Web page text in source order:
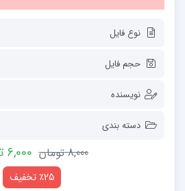
نوع فایل
حجم فایل
نویسنده
دسته بندی
8,000 تومان 6,000 تومان
٪25 تخفیف